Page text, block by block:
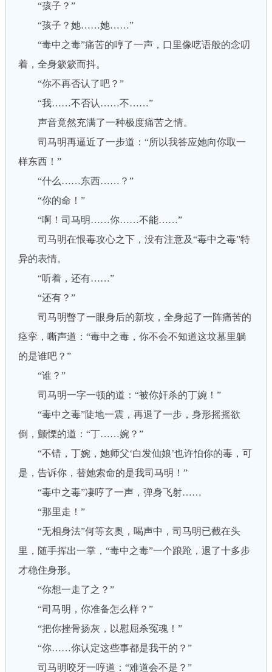
“孩子？”
“孩子？她……她……”
“毒中之毒”痛苦的哼了一声，口里像呓语般的念叨
着，全身簌簌而抖。
“你不再否认了吧？”
“我……不否认……不……”
声音竟然充满了一种极度痛苦之情。
司马明再逼近了一步道：“所以我答应她向你取一
样东西！”
“什么……东西……？”
“你的命！”
“啊！司马明……你……不能……”
司马明在恨毒攻心之下，没有注意及“毒中之毒”特
异的表情。
“听着，还有……”
“还有？”
司马明瞥了一眼身后的新坟，全身起了一阵痛苦的
痉挛，嘶声道：“毒中之毒，你不会不知道这坟墓里躺
的是谁吧？”
“谁？”
司马明一字一顿的道：“被你奸杀的丁婉！”
“毒中之毒”陡地一震，再退了一步，身形摇摇欲
倒，颤慄的道：“丁……婉？”
“不错，丁婉，她师父‘白发仙娘’也许怕你的毒，可
是，告诉你，替她索命的是我司马明！”
“毒中之毒”凄哼了一声，弹身飞射……
“那里走！”
“无相身法”何等玄奥，喝声中，司马明已截在头
里，随手挥出一掌，“毒中之毒”一个踉跄，退了十多步
才稳住身形。
“你想一走了之？”
“司马明，你准备怎么样？”
“把你挫骨扬灰，以慰屈杀冤魂！”
“你……你认定这些事都是我干的？”
司马明咬牙一哼道：“难道会不是？”